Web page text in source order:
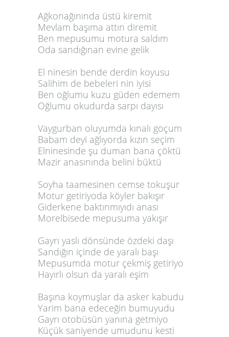
Ağkonağınında üstü kiremit
Mevlam başıma attın diremit
Ben mepusumu motura saldım
Oda sandığınan evine gelik
El ninesin bende derdin koyusu
Salihim de bebeleri nin iyisi
Ben oğlumu kuzu güden edemem
Oğlumu okudurda sarpı dayısı
Vaygurban oluyumda kınalı goçum
Babam deyi ağlıyorda kızın seçim
Elninesinde şu duman bana çöktü
Mazir anasınında belini büktü
Soyha taamesinen cemse tokuşur
Motur getiriyoda köyler bakışır
Giderkene baktınmıyıdı anası
Morelbisede mepusuma yakışır
Gayrı yaslı dönsünde özdeki daşı
Sandığın içinde de yaralı başı
Mepusumda motur çekmiş getiriyo
Hayırlı olsun da yaralı eşim
Başına koymuşlar da asker kabudu
Yarim bana edeceğin bumuyudu
Gayrı otobüsün yanına getmiyo
Küçük saniyende umudunu kesti